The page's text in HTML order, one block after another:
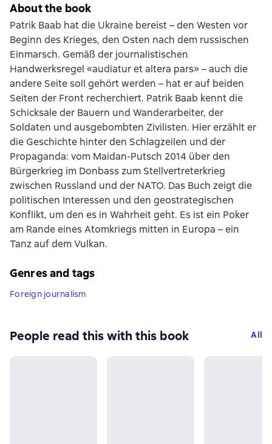
About the book
Patrik Baab hat die Ukraine bereist – den Westen vor
Beginn des Krieges, den Osten nach dem russischen
Einmarsch. Gemäß der journalistischen
Handwerksregel «audiatur et altera pars» – auch die
andere Seite soll gehört werden – hat er auf beiden
Seiten der Front recherchiert. Patrik Baab kennt die
Schicksale der Bauern und Wanderarbeiter, der
Soldaten und ausgebombten Zivilisten. Hier erzählt er
die Geschichte hinter den Schlagzeilen und der
Propaganda: vom Maidan-Putsch 2014 über den
Bürgerkrieg im Donbass zum Stellvertreterkrieg
zwischen Russland und der NATO. Das Buch zeigt die
politischen Interessen und den geostrategischen
Konflikt, um den es in Wahrheit geht. Es ist ein Poker
am Rande eines Atomkriegs mitten in Europa – ein
Tanz auf dem Vulkan.
Genres and tags
Foreign journalism
People read this with this book All